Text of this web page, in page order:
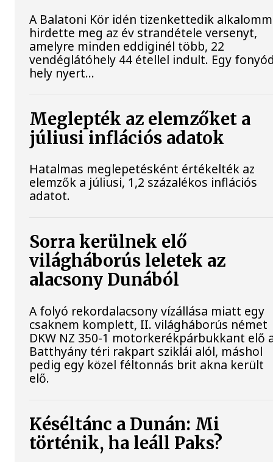
A Balatoni Kör idén tizenkettedik
hirdette meg az év strandétele versenyt,
amelyre minden eddiginél több, 22
vendéglátóhely 44 étellel indult. Egy
hely nyert...
Meglepték az elemzőket a
júliusi inflációs adatok
Hatalmas meglepetésként értékelték az
elemzők a júliusi, 1,2 százalékos inflációs
adatot.
Sorra kerülnek elő
világháborús leletek az
alacsony Dunából
A folyó rekordalacsony vízállása miatt egy
csaknem komplett, II. világháborús német
DKW NZ 350-1 motorkerékpárbukkant elő
Batthyány téri rakpart sziklái alól, máshol
pedig egy közel féltonnás brit akna került
elő.
Késéltánc a Dunán: Mi
történik, ha leáll Paks?